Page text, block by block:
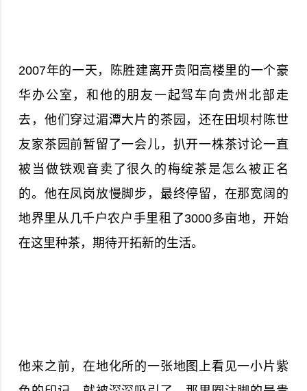
2007年的一天，陈胜建离开贵阳高楼里的一个豪
华办公室，和他的朋友一起驾车向贵州北部走
去，他们穿过湄潭大片的茶园，还在田坝村陈世
友家茶园前暂留了一会儿，扒开一株茶讨论一直
被当做铁观音卖了很久的梅绽茶是怎么被正名
的。他在凤岗放慢脚步，最终停留，在那宽阔的
地界里从几千户农户手里租了3000多亩地，开始
在这里种茶，期待开拓新的生活。
他来之前，在地化所的一张地图上看见一小片紫